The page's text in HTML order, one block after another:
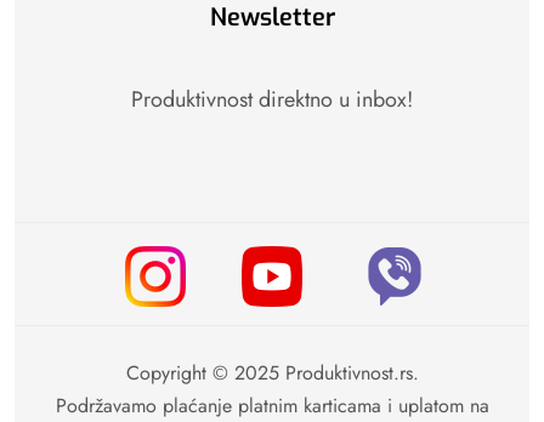
Newsletter
Produktivnost direktno u inbox!
Copyright © 2025 Produktivnost.rs.
Podržavamo plaćanje platnim karticama i uplatom na